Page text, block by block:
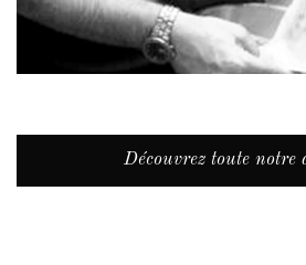
Découvrez toute notre